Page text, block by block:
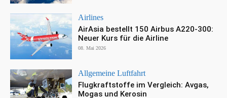
Airlines
AirAsia bestellt 150 Airbus A220-300:
Neuer Kurs für die Airline
08. Mai 2026
Allgemeine Luftfahrt
Flugkraftstoffe im Vergleich: Avgas,
Mogas und Kerosin